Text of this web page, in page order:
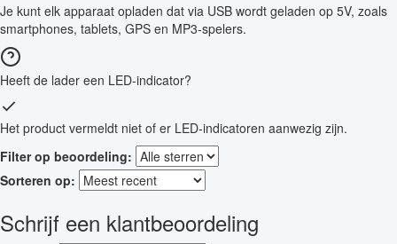
Je kunt elk apparaat opladen dat via USB wordt geladen op 5V, zoals
smartphones, tablets, GPS en MP3-spelers.
Heeft de lader een LED-indicator?
Het product vermeldt niet of er LED-indicatoren aanwezig zijn.
Filter op beoordeling:
Sorteren op:
Schrijf een klantbeoordeling